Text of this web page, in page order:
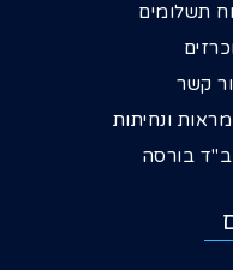
תשלומים
קשר
ונחיתות
בורסה